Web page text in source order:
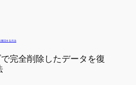
完全削除したデータを復